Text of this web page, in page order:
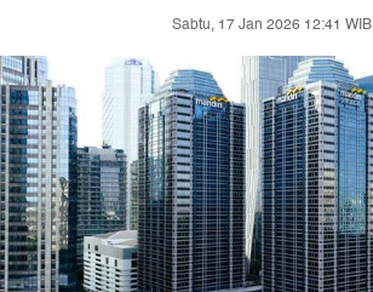
Sabtu, 17 Jan 2026 12:41 WIB